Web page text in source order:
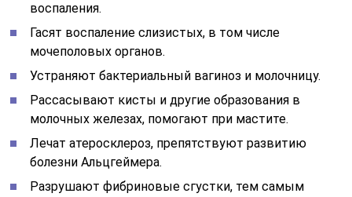
воспаления.
Гасят воспаление слизистых, в том числе
мочеполовых органов.
Устраняют бактериальный вагиноз и молочницу.
Рассасывают кисты и другие образования в
молочных железах, помогают при мастите.
Лечат атеросклероз, препятствуют развитию
болезни Альцгеймера.
Разрушают фибриновые сгустки, тем самым